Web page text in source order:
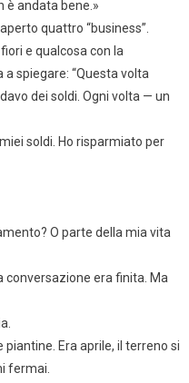
è andata bene.»
quattro “business”.
e qualcosa con la
spiegare: “Questa volta
dei soldi. Ogni volta — un
soldi. Ho risparmiato per
O parte della mia vita
conversazione era finita. Ma
Era aprile, il terreno si
fermai.